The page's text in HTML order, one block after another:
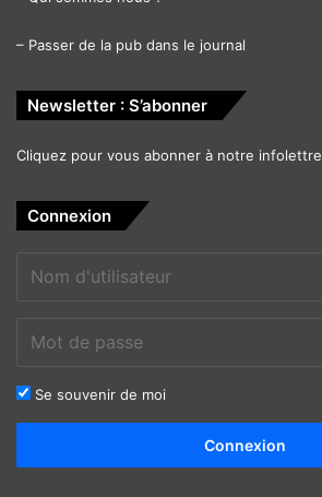
– Passer de la pub dans le journal
Newsletter : S’abonner
Cliquez pour vous abonner à notre infolettre
Connexion
Se souvenir de moi
Connexion